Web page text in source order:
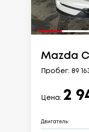
Mazda
Пробег: 89
Цена: 2
Двигатель: